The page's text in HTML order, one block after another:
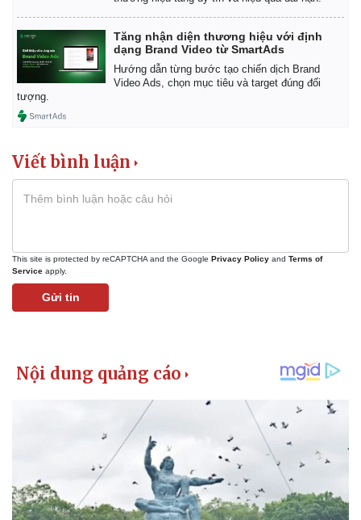
Tăng nhận diện thương hiệu với định
dạng Brand Video từ SmartAds
Hướng dẫn từng bước tạo chiến dịch Brand
Video Ads, chọn mục tiêu và target đúng đối
tượng.
Viết bình luận
This site is protected by reCAPTCHA and the Google Privacy Policy and Terms of
Service apply.
Gửi tin